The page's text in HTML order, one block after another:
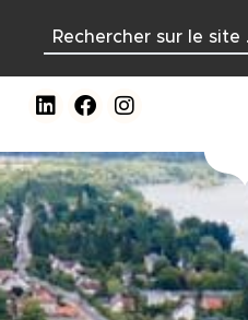
principal